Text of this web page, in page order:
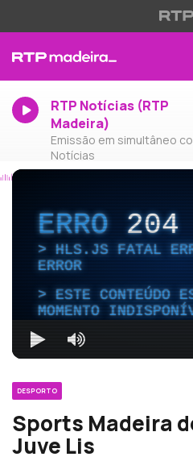
RTP Notícias (RTP
Madeira)
Emissão em simultâneo
Notícias
ERRO204
HLS.JS FATAL
ERROR
ESTE CONTEÚDO
MOMENTO
DESPORTO
Sports Madeira
Juve Lis